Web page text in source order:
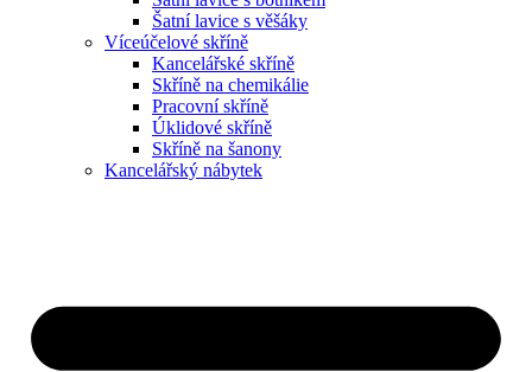
Šatní lavice s věšáky
Víceúčelové skříně
Kancelářské skříně
Skříně na chemikálie
Pracovní skříně
Úklidové skříně
Skříně na šanony
Kancelářský nábytek